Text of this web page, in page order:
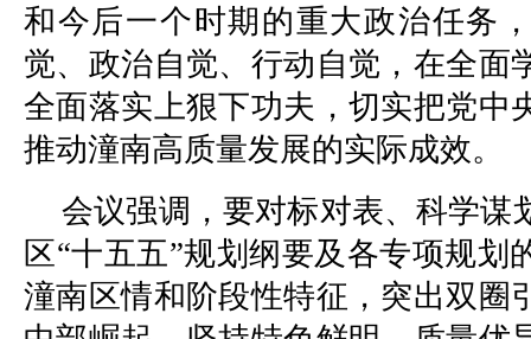
和今后一个时期的重大政治任务
觉、政治自觉、行动自觉，在全面
全面落实上狠下功夫，切实把党中
推动潼南高质量发展的实际成效。
会议强调，要对标对表、科学谋
区“十五五”规划纲要及各专项规划
潼南区情和阶段性特征，突出双圈